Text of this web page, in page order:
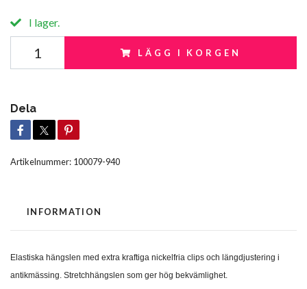
I lager.
LÄGG I KORGEN
Dela
Artikelnummer: 100079-940
INFORMATION
Elastiska hängslen med extra kraftiga nickelfria clips och längdjustering i
antikmässing. Stretchhängslen som ger hög bekvämlighet.